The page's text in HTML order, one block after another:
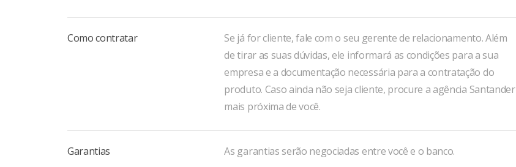
Como contratar
Se já for cliente, fale com o seu gerente de relacionamento. Além
de tirar as suas dúvidas, ele informará as condições para a sua
empresa e a documentação necessária para a contratação do
produto. Caso ainda não seja cliente, procure a agência Santander
mais próxima de você.
Garantias As garantias serão negociadas entre você e o banco.